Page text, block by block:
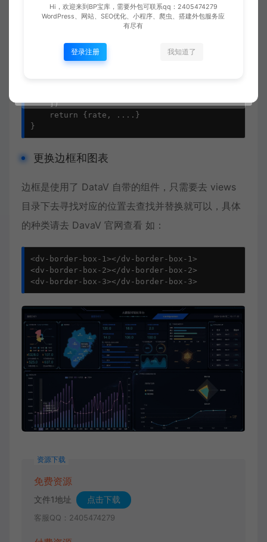
},
tips
colorData
])
return
{ rate ,
....}
}
更换边框和图表
边框是使用了 DataV 自带的组件，只需要去 views
目录下去寻找对应的位置去查找并替换就可以，具体
的种类请去 DavaV 官网查看 如：
<dv-border-box-1></dv-border-box-1>
<dv-border-box-2></dv-border-box-2>
<dv-border-box-3></dv-border-box-3>
资源下载
免费资源
文件1地址 点击下载
客服QQ：2405474279
Hi，欢迎来到BP宝库，需要外包可联系qq：2405474279
WordPress、网站、SEO优化、小程序、爬虫、搭建外包服务应
有尽有
登录注册 我知道了